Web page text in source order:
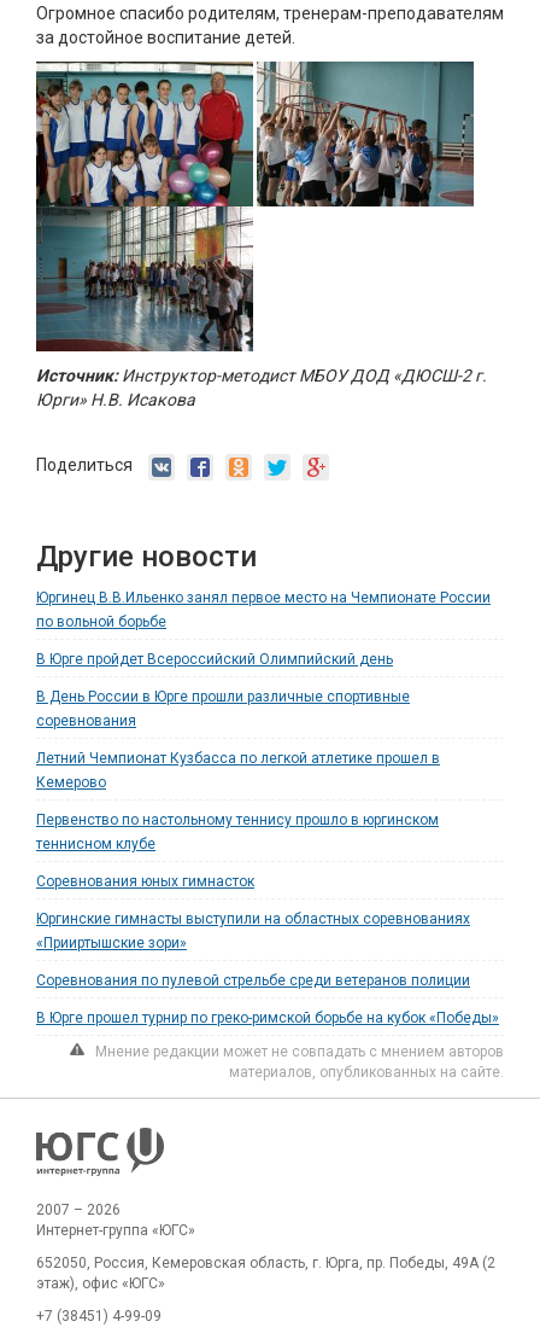
Огромное спасибо родителям, тренерам-преподавателям
за достойное воспитание детей.
Источник:Инструктор-методист МБОУ ДОД «ДЮСШ-2 г.
Юрги» Н.В. Исакова
Поделиться
Другие новости
Юргинец В.В.Ильенко занял первое место на Чемпионате России
по вольной борьбе
В Юрге пройдет Всероссийский Олимпийский день
В День России в Юрге прошли различные спортивные
соревнования
Летний Чемпионат Кузбасса по легкой атлетике прошел в
Кемерово
Первенство по настольному теннису прошло в юргинском
теннисном клубе
Соревнования юных гимнасток
Юргинские гимнасты выступили на областных соревнованиях
«Прииртышские зори»
Соревнования по пулевой стрельбе среди ветеранов полиции
В Юрге прошел турнир по греко-римской борьбе на кубок «Победы»
Мнение редакции может не совпадать с мнением авторов
материалов, опубликованных на сайте.
2007 – 2026
Интернет-группа «ЮГС»
652050, Россия, Кемеровская область, г. Юрга, пр. Победы, 49А (2
этаж), офис «ЮГС»
+7 (38451) 4-99-09